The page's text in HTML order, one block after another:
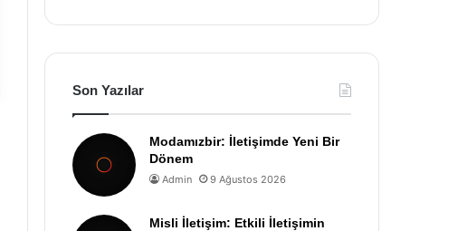
Son Yazılar
Modamızbir: İletişimde Yeni Bir
Dönem
Admin 9 Ağustos 2026
Misli İletişim: Etkili İletişimin